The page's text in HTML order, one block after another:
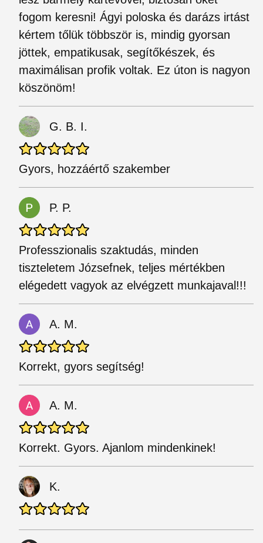
fogom keresni! Ágyi poloska és darázs irtást
kértem tőlük többször is, mindig gyorsan
jöttek, empatikusak, segítőkészek, és
maximálisan profik voltak. Ez úton is nagyon
köszönöm!
G. B. I.
Gyors, hozzáértő szakember
P. P.
Professzionalis szaktudás, minden
tiszteletem Józsefnek, teljes mértékben
elégedett vagyok az elvégzett munkajaval!!!
A. M.
Korrekt, gyors segítség!
A. M.
Korrekt. Gyors. Ajanlom mindenkinek!
K.